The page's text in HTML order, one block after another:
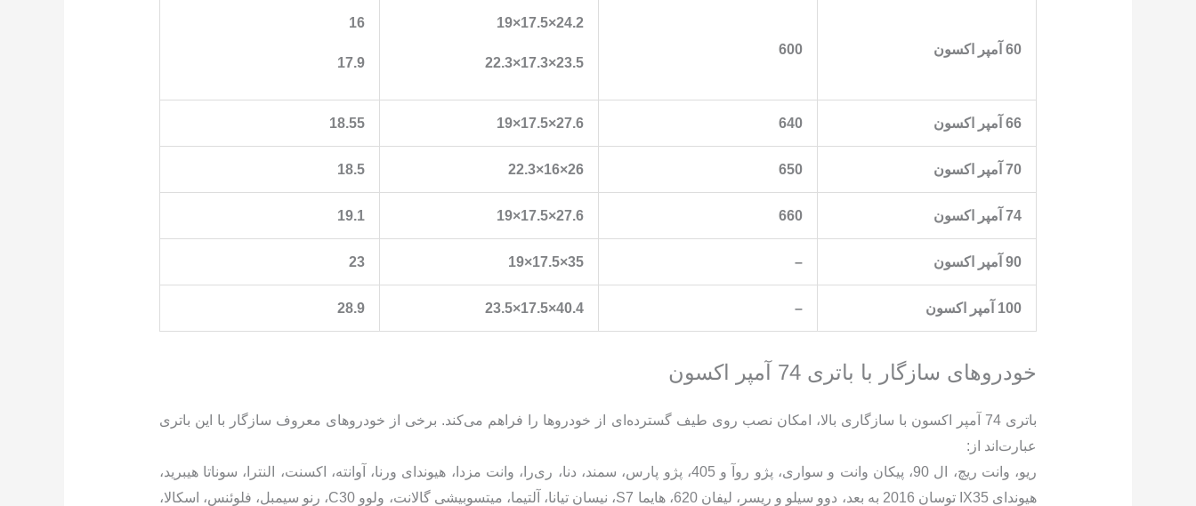
60 آمپر اکسون 600
24.2×17.5×19
23.5×17.3×22.3
16
17.9
66 آمپر اکسون 640
27.6×17.5×19
18.55
70 آمپر اکسون 650
26×16×22.3
18.5
74 آمپر اکسون 660
27.6×17.5×19
19.1
90 آمپر اکسون –
35×17.5×19
23
100 آمپر اکسون –
40.4×17.5×23.5
28.9
خودرو‌های سازگار با باتری 74 آمپر اکسون
باتری 74 آمپر اکسون با سازگاری بالا، امکان نصب روی طیف گسترده‌ای از خودروها را فراهم می‌کند. برخی از خودروهای معروف سازگار با این باتری
عبارت‌اند از:
ریو، وانت ریچ، ال 90، پیکان وانت و سواری، پژو روآ و 405، پژو پارس، سمند، دنا، ری‌را، وانت مزدا، هیوندای ورنا، آوانته، اکسنت، النترا، سوناتا هیبرید،
هیوندای IX35 توسان 2016 به بعد، دوو سیلو و ریسر، لیفان 620، هایما S7، نیسان تیانا، آلتیما، میتسوبیشی گالانت، ولوو C30، رنو سیمبل، فلوئنس، اسکالا،